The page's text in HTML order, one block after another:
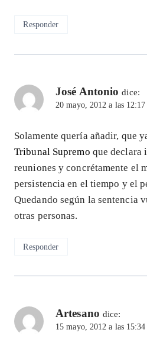
Responder
José Antonio dice:
20 mayo, 2012 a las 12:17
Solamente quería añadir, que
Tribunal Supremo que declara
reuniones y concrétamente el
persistencia en el tiempo y el
Quedando según la sentencia
otras personas.
Responder
Artesano dice:
15 mayo, 2012 a las 15:34